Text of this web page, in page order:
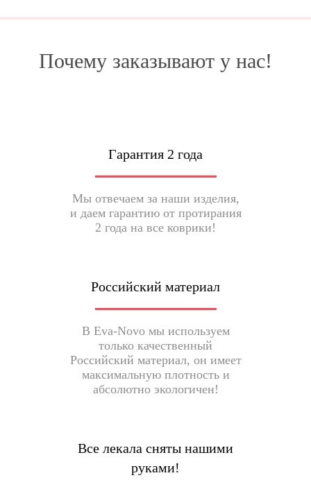
Почему заказывают у нас!
Гарантия 2 года
Мы отвечаем за наши изделия,
и даем гарантию от протирания
2 года на все коврики!
Российский материал
В Eva-Novo мы используем
только качественный
Российский материал, он имеет
максимальную плотность и
абсолютно экологичен!
Все лекала сняты нашими
руками!